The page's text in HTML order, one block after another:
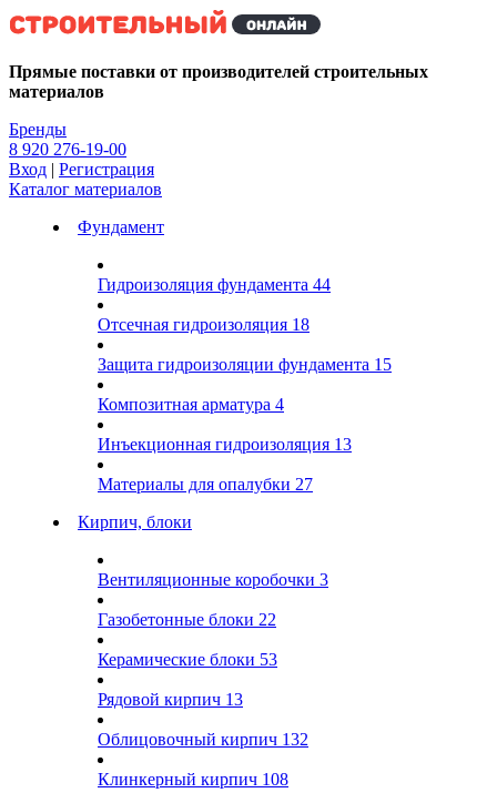
Kg
Прямые поставки от производителей строительных
материалов
Бренды
8 920 276-19-00
Вход | Регистрация
Каталог материалов
Фундамент
Гидроизоляция фундамента 44
Отсечная гидроизоляция 18
Защита гидроизоляции фундамента 15
Композитная арматура 4
Инъекционная гидроизоляция 13
Материалы для опалубки 27
Кирпич, блоки
Вентиляционные коробочки 3
Газобетонные блоки 22
Керамические блоки 53
Рядовой кирпич 13
Облицовочный кирпич 132
Клинкерный кирпич 108